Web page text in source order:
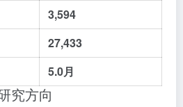
3,594
27,433
5.0月
究方向